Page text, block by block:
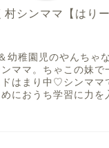
村シンママ【はりー
幼稚園児のやんちゃ
ママ。ちゃこの妹で
はまり中♡シンママ
におうち学習に力を